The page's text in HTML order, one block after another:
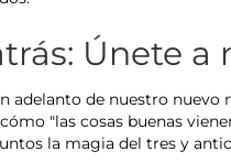
Únete
adelanto de nuestro
"las cosas buenas
la magia del tres y